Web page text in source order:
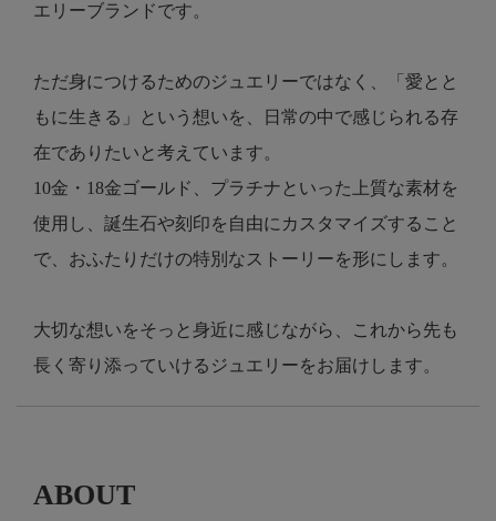
エリーブランドです。
ただ身につけるためのジュエリーではなく、「愛とと
もに生きる」という想いを、日常の中で感じられる存
在でありたいと考えています。
10金・18金ゴールド、プラチナといった上質な素材を
使用し、誕生石や刻印を自由にカスタマイズすること
で、おふたりだけの特別なストーリーを形にします。
大切な想いをそっと身近に感じながら、これから先も
長く寄り添っていけるジュエリーをお届けします。
ABOUT